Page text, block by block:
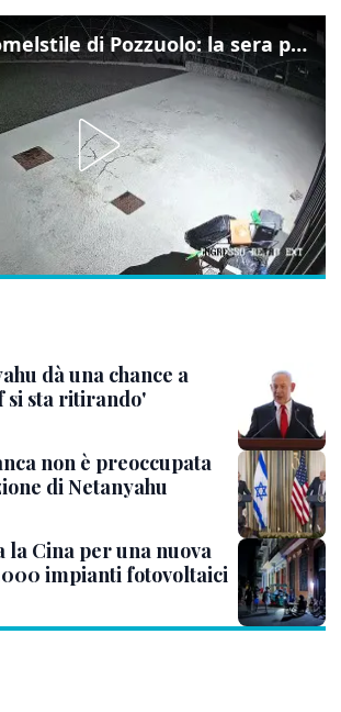
Ladri alla Comelstile di Pozzuolo: la sera prima il tentato furto a Buja, ecco le immagini
dà una chance a
si sta ritirando'
non è preoccupata
di Netanyahu
Cina per una nuova
impianti fotovoltaici